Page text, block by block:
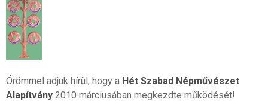
Örömmel adjuk hírül, hogy a Hét Szabad Népművészet
Alapítvány 2010 márciusában megkezdte működését!